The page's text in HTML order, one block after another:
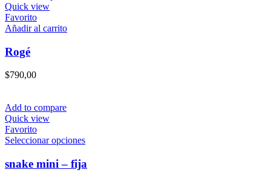
Quick view
Favorito
Añadir al carrito
Rogé
$790,00
Add to compare
Quick view
Favorito
Seleccionar opcionesEste
tiene
múltiples
snake mini – fija